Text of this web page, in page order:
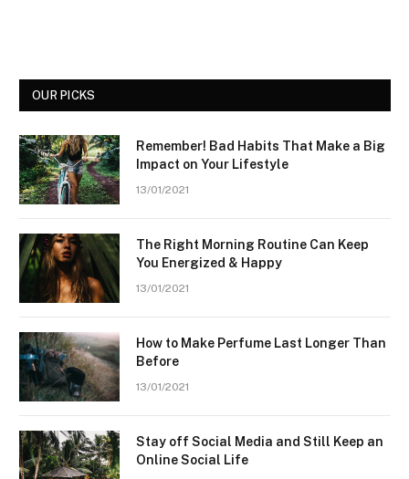
OUR PICKS
Remember! Bad Habits That Make a Big
Impact on Your Lifestyle
13/01/2021
The Right Morning Routine Can Keep
You Energized & Happy
13/01/2021
How to Make Perfume Last Longer Than
Before
13/01/2021
Stay off Social Media and Still Keep an
Online Social Life